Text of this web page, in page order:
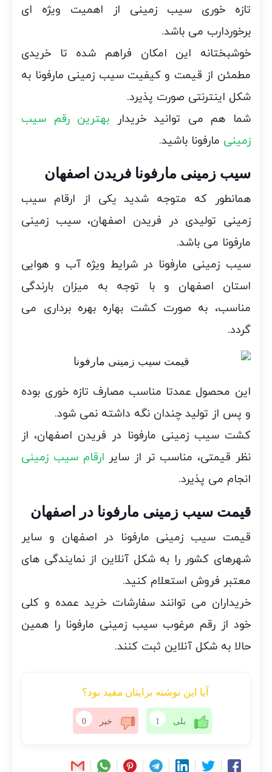
تازه خوری سیب زمینی از اهمیت ویژه ای
برخوردارب می باشد.
خوشبختانه این امکان فراهم شده تا خریدی
مطمئن از قیمت و کیفیت سیب زمینی مارفونا به
شکل اینترنتی صورت پذیرد.
شما هم می توانید خریدار بهترین رقم سیب
زمینی مارفونا باشید.
سیب زمینی مارفونا فریدن اصفهان
همانطور که متوجه شدید یکی از ارقام سیب
زمینی تولیدی در فریدن اصفهان، سیب زمینی
مارفونا می باشد.
سیب زمینی مارفونا در شرایط ویژه آب و هوایی
استان اصفهان و با توجه به میزان بارندگی
مناسب، به صورت کشت بهاره بهره برداری می
گردد.
این محصول عمدتا مناسب مصارف تازه خوری بوده
و پس از تولید چندان نگه داشته نمی شود.
کشت سیب زمینی مارفونا در فریدن اصفهان، از
نظر قیمتی، مناسب تر از سایر ارقام سیب زمینی
انجام می پذیرد.
قیمت سیب زمینی مارفونا در اصفهان
قیمت سیب زمینی مارفونا در اصفهان و سایر
شهرهای کشور را به شکل آنلاین از نمایندگی های
معتبر فروش استعلام کنید.
خریداران می توانند سفارشات خرید عمده و کلی
خود از رقم مرغوب سیب زمینی مارفونا را همین
حالا به شکل آنلاین ثبت کنند.
آیا این نوشته برایتان مفید بود؟
بلی 1 خیر 0